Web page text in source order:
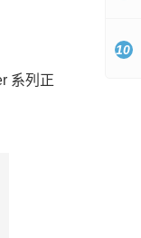
系列正
10